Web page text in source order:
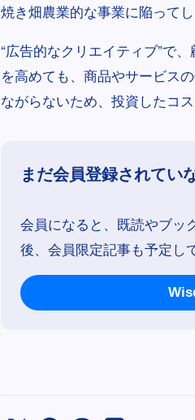
焼き畑農業的な事業に陥ってし
“広告的なクリエイティブ”で
を高めても、商品やサービス
ながらないため、投資したコ
まだ会員登録されてい
会員になると、既読やブッ
後、会員限定記事も予定し